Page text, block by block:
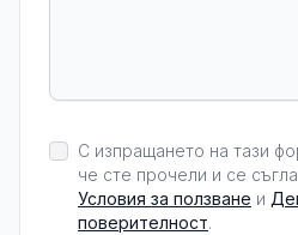
С изпращането на тази
че сте прочели и се
Условия за ползване и
поверителност.